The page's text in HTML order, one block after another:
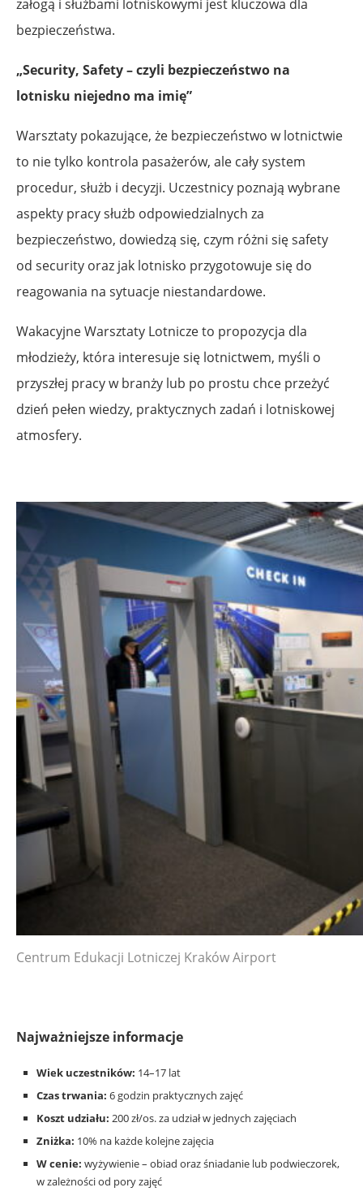
załogą i służbami lotniskowymi jest kluczowa dla
bezpieczeństwa.
„Security, Safety – czyli bezpieczeństwo na
lotnisku niejedno ma imię”
Warsztaty pokazujące, że bezpieczeństwo w lotnictwie
to nie tylko kontrola pasażerów, ale cały system
procedur, służb i decyzji. Uczestnicy poznają wybrane
aspekty pracy służb odpowiedzialnych za
bezpieczeństwo, dowiedzą się, czym różni się safety
od security oraz jak lotnisko przygotowuje się do
reagowania na sytuacje niestandardowe.
Wakacyjne Warsztaty Lotnicze to propozycja dla
młodzieży, która interesuje się lotnictwem, myśli o
przyszłej pracy w branży lub po prostu chce przeżyć
dzień pełen wiedzy, praktycznych zadań i lotniskowej
atmosfery.
Centrum Edukacji Lotniczej Kraków Airport
Najważniejsze informacje
Wiek uczestników: 14–17 lat
Czas trwania: 6 godzin praktycznych zajęć
Koszt udziału: 200 zł/os. za udział w jednych zajęciach
Zniżka: 10% na każde kolejne zajęcia
W cenie: wyżywienie – obiad oraz śniadanie lub podwieczorek,
w zależności od pory zajęć